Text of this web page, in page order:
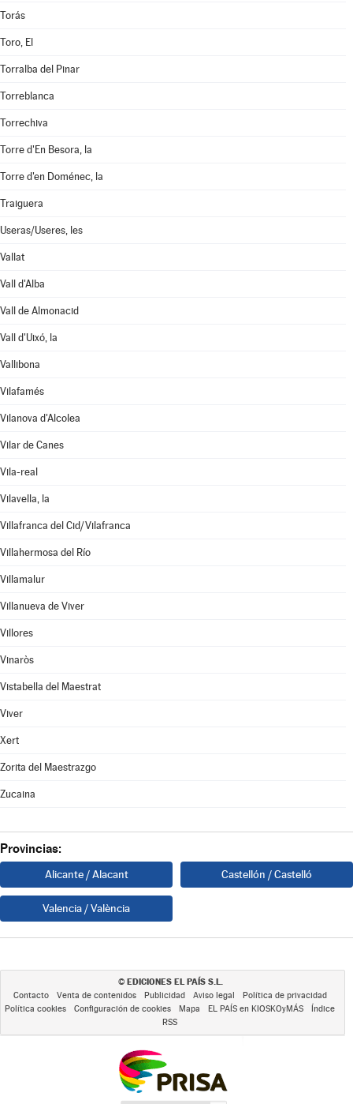
Torás
Toro, El
Torralba del Pinar
Torreblanca
Torrechiva
Torre d'En Besora, la
Torre d'en Doménec, la
Traiguera
Useras/Useres, les
Vallat
Vall d'Alba
Vall de Almonacid
Vall d'Uixó, la
Vallibona
Vilafamés
Vilanova d'Alcolea
Vilar de Canes
Vila-real
Vilavella, la
Villafranca del Cid/Vilafranca
Villahermosa del Río
Villamalur
Villanueva de Viver
Villores
Vinaròs
Vistabella del Maestrat
Viver
Xert
Zorita del Maestrazgo
Zucaina
Provincias:
Alicante / Alacant Castellón / Castelló
Valencia / València
© EDICIONES EL PAÍS S.L.
Contacto Venta de contenidos Publicidad Aviso legal
Política de privacidad
Política cookies
Configuración de cookies Mapa EL PAÍS en KIOSKOyMÁS
Índice
RSS